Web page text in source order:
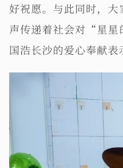
好祝愿。与此同时，
声传递着社会对“星星
国浩长沙的爱心奉献表